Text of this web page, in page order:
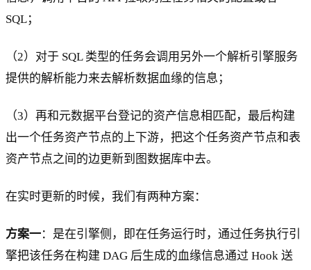
SQL；
（2）对于 SQL 类型的任务会调用另外一个解析引擎服务
提供的解析能力来去解析数据血缘的信息；
（3）再和元数据平台登记的资产信息相匹配，最后构建
出一个任务资产节点的上下游，把这个任务资产节点和表
资产节点之间的边更新到图数据库中去。
在实时更新的时候，我们有两种方案：
方案一：是在引擎侧，即在任务运行时，通过任务执行引
擎把该任务在构建 DAG 后生成的血缘信息通过 Hook 送